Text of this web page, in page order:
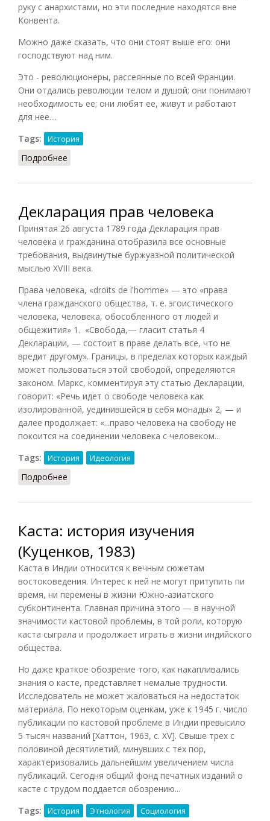
руку с анархистами, но эти последние находятся вне
Конвента.
Можно даже сказать, что они стоят выше его: они
господствуют над ним.
Это - революционеры, рассеянные по всей Франции.
Они отдались революции телом и душой; они понимают
необходимость ее; они любят ее, живут и работают
для нее....
Tags:
История
Подробнее
Декларация прав человека
Принятая 26 августа 1789 года Декларация прав
человека и гражданина отобразила все основные
требования, выдвинутые буржуазной политической
мыслью XVIII века.
Права человека, «droits de l'homme» — это «права
члена гражданского общества, т. е. эгоистического
человека, человека, обособленного от людей и
общежития» 1 . «Свобода,— гласит статья 4
Декларации, — состоит в праве делать все, что не
вредит другому». Границы, в пределах которых каждый
может пользоваться этой свободой, определяются
законом. Маркс, комментируя эту статью Декларации,
говорит: «Речь идет о свободе человека как
изолированной, уединившейся в себя монады» 2, — и
далее продолжает: «...право человека на свободу не
покоится на соединении человека с человеком...
Tags:
История Идеология
Подробнее
Каста: история изучения
(Куценков, 1983)
Каста в Индии относится к вечным сюжетам
востоковедения. Интерес к ней не могут притупить пи
время, ни перемены в жизни Южно-азиатского
субконтинента. Главная причина этого — в научной
значимости кастовой проблемы, в той роли, которую
каста сыграла и продолжает играть в жизни индийского
общества.
Но даже краткое обозрение того, как накапливались
знания о касте, представляет немалые трудности.
Исследователь не может жаловаться на недостаток
материала. По некоторым оценкам, уже к 1945 г. число
публикации по кастовой проблеме в Индии превысило
5 тысяч названий [Хаттон, 1963, с. XV]. Свыше трех с
половиной десятилетий, минувших с тех пор,
характеризовались дальнейшим увеличением числа
публикаций. Сегодня общий фонд печатных изданий о
касте с трудом поддается обозрению...
Tags:
История Этнология Социология